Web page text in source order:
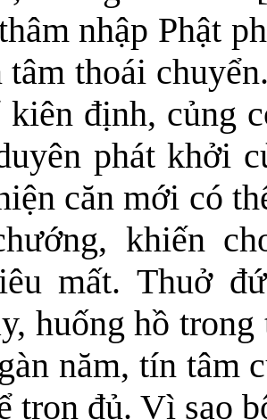
nhập Phật
thoái
kiên định, củng
phát khởi
căn mới có
khiến
mất. Thuở
huống hồ
năm, tín tâm
trọn đủ. Vì sao